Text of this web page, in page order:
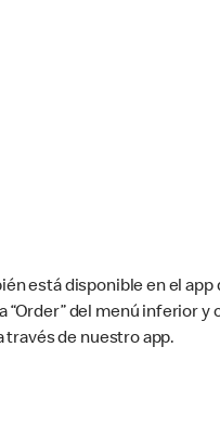
está disponible en el app
“Order” del menú inferior y
través de nuestro app.